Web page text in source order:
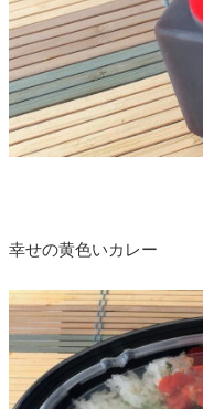
幸せの黄色いカレー